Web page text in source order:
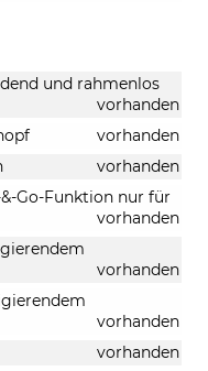
und rahmenlos
vorhanden
vorhanden
vorhanden
Go-Funktion nur für
vorhanden
vorhanden
vorhanden
vorhanden